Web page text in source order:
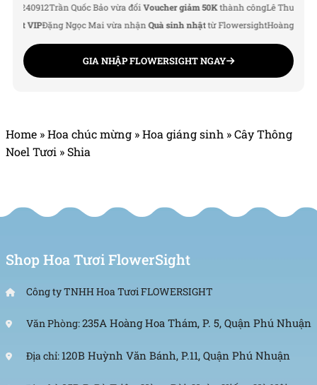
Trần Quốc Bảo vừa đổiVoucher giảm 50Kthành côngLê Thu Hà vừa
Đặng Ngọc Mai vừa nhậnQuà sinh nhậttừ FlowersightHoàng Đức
GIA NHẬP FLOWERSIGHT NGAY
Home »Hoa chúc mừng »Hoa giáng sinh »Cây Thông
Noel Tươi »Shia
Shop Hoa Tươi FlowerSight
Công ty TNHH Hoa Tươi FLOWERSIGHT
Văn Phòng:235A Hoàng Hoa Thám, P. 5, Quận Phú Nhuận
Địa chỉ: 120B Huỳnh Văn Bánh, P.11, Quận Phú Nhuận